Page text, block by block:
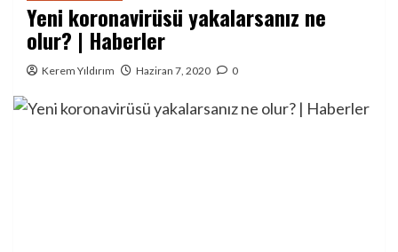
Yeni koronavirüsü yakalarsanız ne
olur? | Haberler
Kerem Yıldırım Haziran 7, 2020 0